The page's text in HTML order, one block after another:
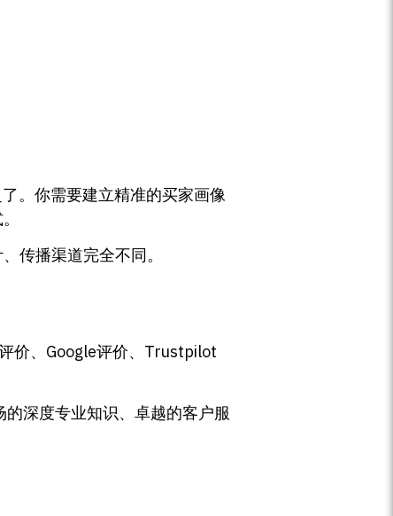
。你需要建立精准的买家画像
传播渠道完全不同。
价、Google评价、Trustpilot
深度专业知识、卓越的客户服